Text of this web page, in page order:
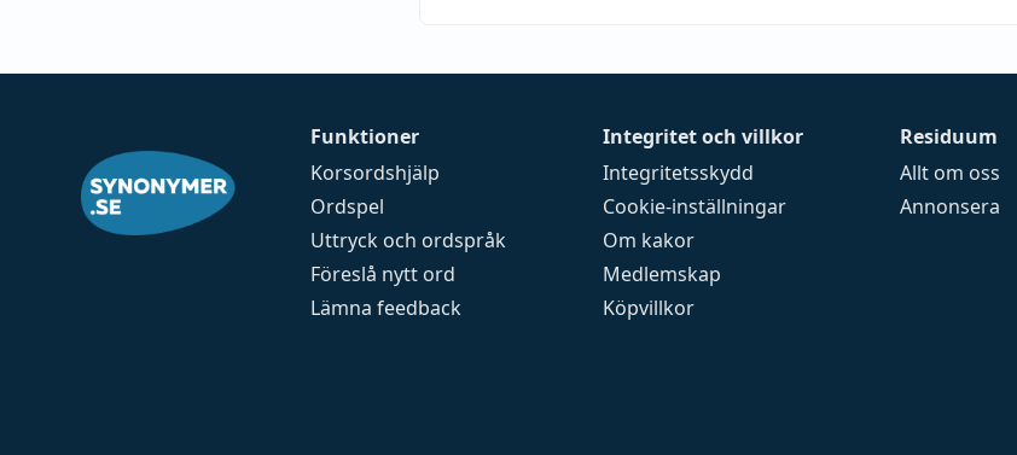
Funktioner
Korsordshjälp
Ordspel
Uttryck och ordspråk
Föreslå nytt ord
Lämna feedback
Integritet och villkor
Integritetsskydd
Cookie-inställningar
Om kakor
Medlemskap
Köpvillkor
Residuum
Allt om oss
Annonsera